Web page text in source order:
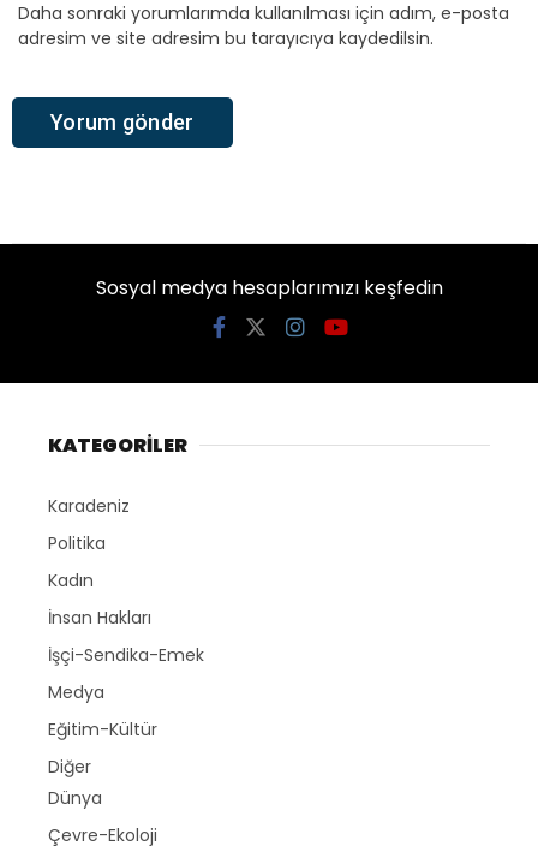
Daha sonraki yorumlarımda kullanılması için adım, e-posta
adresim ve site adresim bu tarayıcıya kaydedilsin.
Sosyal medya hesaplarımızı keşfedin
KATEGORİLER
Karadeniz
Politika
Kadın
İnsan Hakları
İşçi-Sendika-Emek
Medya
Eğitim-Kültür
Diğer
Dünya
Çevre-Ekoloji